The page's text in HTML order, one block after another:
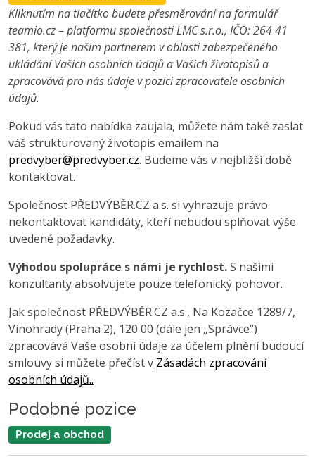
Kliknutím na tlačítko budete přesměrováni na formulář
teamio.cz – platformu společnosti LMC s.r.o., IČO: 264 41
381, který je našim partnerem v oblasti zabezpečeného
ukládání Vašich osobních údajů a Vašich životopisů a
zpracovává pro nás údaje v pozici zpracovatele osobních
údajů.
Pokud vás tato nabídka zaujala, můžete nám také zaslat
váš strukturovaný životopis emailem na
predvyber@predvyber.cz. Budeme vás v nejbližší době
kontaktovat.
Společnost PŘEDVÝBĚR.CZ a.s. si vyhrazuje právo
nekontaktovat kandidáty, kteří nebudou splňovat výše
uvedené požadavky.
Výhodou spolupráce s námi je rychlost.S našimi
konzultanty absolvujete pouze telefonický pohovor.
Jak společnost PŘEDVÝBĚR.CZ a.s., Na Kozačce 1289/7,
Vinohrady (Praha 2), 120 00 (dále jen „Správce“)
zpracovává Vaše osobní údaje za účelem plnění budoucí
smlouvy si můžete přečíst v Zásadách zpracování
osobních údajů..
Podobné pozice
Prodej a obchod